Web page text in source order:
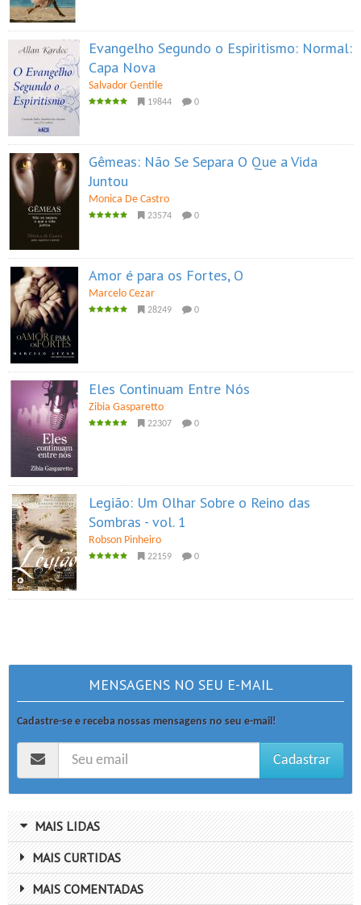
Evangelho Segundo o Espiritismo: Normal:
Capa Nova
Salvador Gentile
19844 0
Gêmeas: Não Se Separa O Que a Vida
Juntou
Monica De Castro
23574 0
Amor é para os Fortes, O
Marcelo Cezar
28249 0
Eles Continuam Entre Nós
Zibia Gasparetto
22307 0
Legião: Um Olhar Sobre o Reino das
Sombras - vol. 1
Robson Pinheiro
22159 0
MENSAGENS NO SEU E-MAIL
Cadastre-se e receba nossas mensagens no seu e-mail!
Cadastrar
MAIS LIDAS
MAIS CURTIDAS
MAIS COMENTADAS